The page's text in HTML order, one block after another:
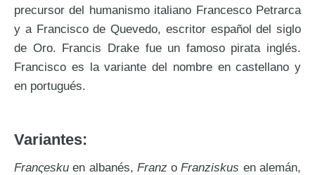
precursor del humanismo italiano Francesco Petrarca
y a Francisco de Quevedo, escritor español del siglo
de Oro. Francis Drake fue un famoso pirata inglés.
Francisco es la variante del nombre en castellano y
en portugués.
Variantes:
Franςesku en albanés, FranzoFranziskus en alemán,